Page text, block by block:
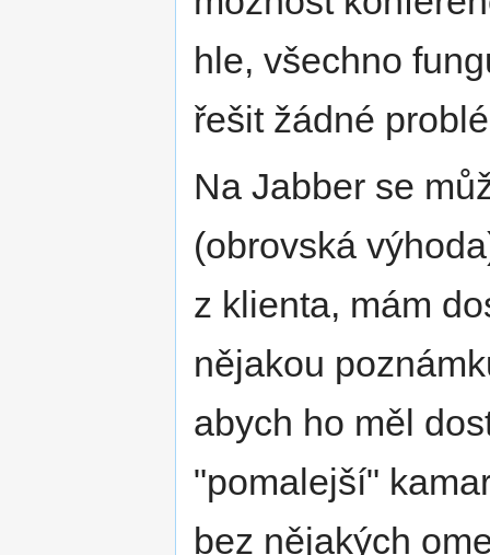
hle, všechno
řešit žádné
Na Jabber se
(obrovská
z klienta, mám
nějakou
abych ho měl
"pomalejší"
bez nějakých